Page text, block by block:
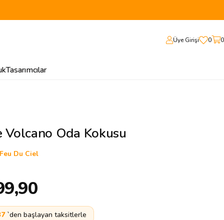
Üye Girişi 0 0
Tasarımcılar
Volcano Oda Kokusu
Feu Du Ciel
`den başlayan taksitlerle